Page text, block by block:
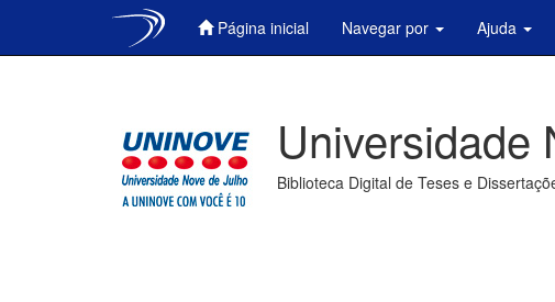
Página inicial Navegar por Ajuda
Universidade
Biblioteca Digital de Teses e